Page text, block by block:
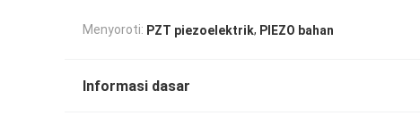
Menyoroti: PZT piezoelektrik, PIEZO bahan
Informasi dasar